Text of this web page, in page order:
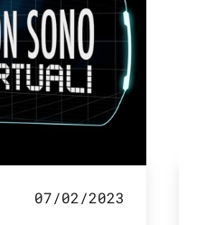
07/02/2023